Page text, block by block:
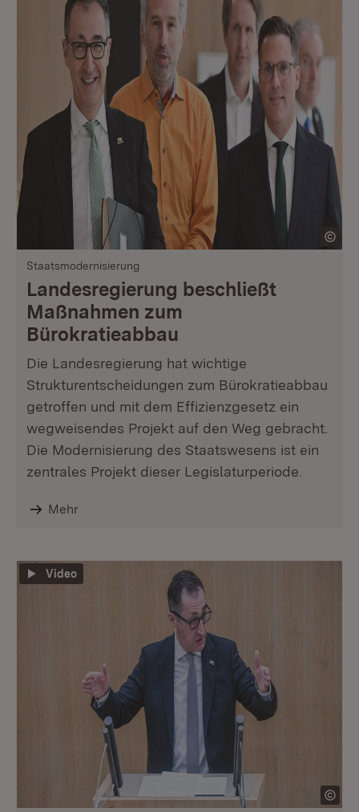
Staatsmodernisierung
Landesregierung beschließt
Maßnahmen zum
Bürokratieabbau
Die Landesregierung hat wichtige
Strukturentscheidungen zum Bürokratieabbau
getroffen und mit dem Effizienzgesetz ein
wegweisendes Projekt auf den Weg gebracht.
Die Modernisierung des Staatswesens ist ein
zentrales Projekt dieser Legislaturperiode.
Mehr
Video